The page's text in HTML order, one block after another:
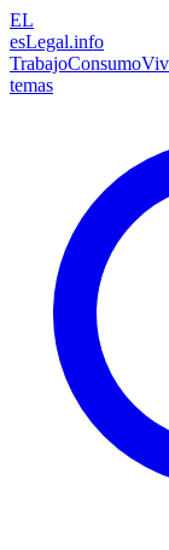
EL
esLegal.info
TrabajoConsumo
temas